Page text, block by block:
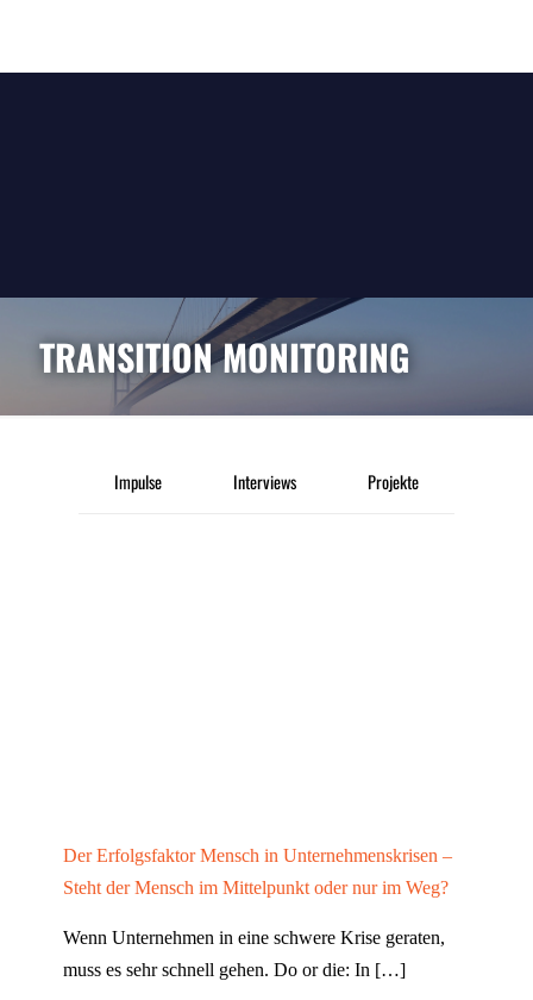
TRANSITION MONITORING
Impulse Interviews Projekte
Der Erfolgsfaktor Mensch in Unternehmenskrisen –
Steht der Mensch im Mittelpunkt oder nur im Weg?
Wenn Unternehmen in eine schwere Krise geraten,
muss es sehr schnell gehen. Do or die: In […]